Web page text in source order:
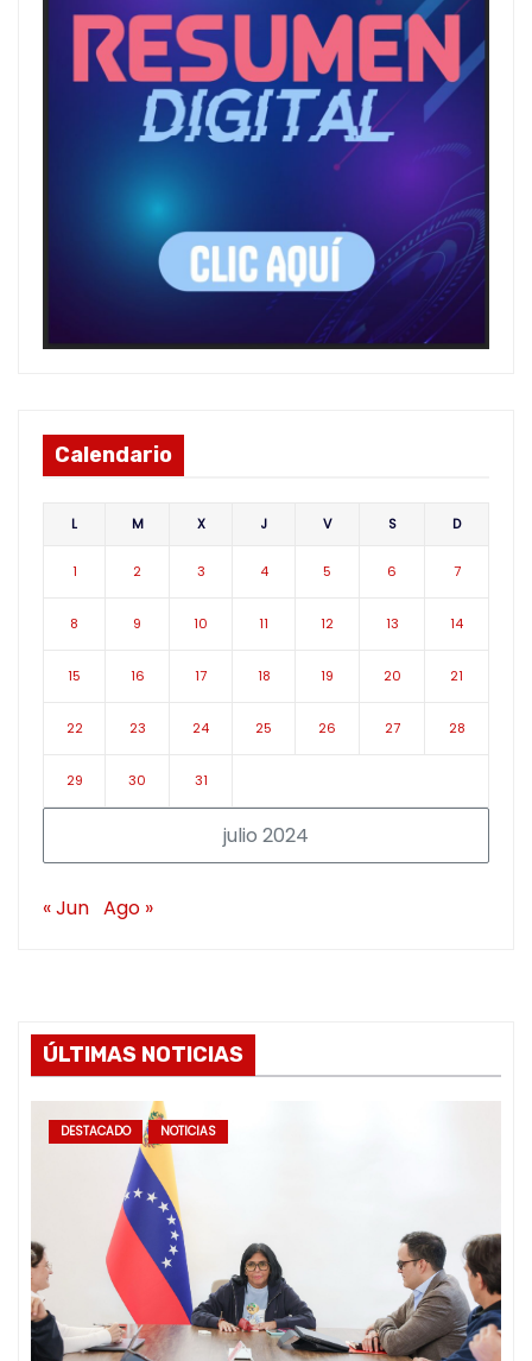
Calendario
julio 2024
L M X J V S D
1 2 3 4 5 6 7
8 9 10 11 12 13 14
15 16 17 18 19 20 21
22 23 24 25 26 27 28
29 30 31
« Jun Ago »
ÚLTIMAS NOTICIAS
DESTACADO NOTICIAS